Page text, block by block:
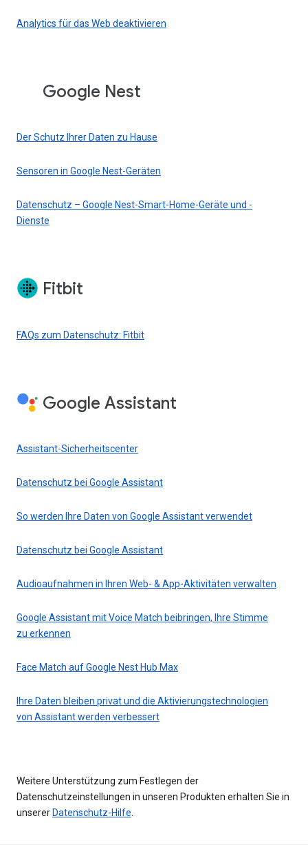
Analytics für das Web deaktivieren
Google Nest
Der Schutz Ihrer Daten zu Hause
Sensoren in Google Nest-Geräten
Datenschutz – Google Nest-Smart-Home-Geräte und -
Dienste
Fitbit
FAQs zum Datenschutz: Fitbit
Google Assistant
Assistant-Sicherheitscenter
Datenschutz bei Google Assistant
So werden Ihre Daten von Google Assistant verwendet
Datenschutz bei Google Assistant
Audioaufnahmen in Ihren Web- & App-Aktivitäten verwalten
Google Assistant mit Voice Match beibringen, Ihre Stimme
zu erkennen
Face Match auf Google Nest Hub Max
Ihre Daten bleiben privat und die Aktivierungstechnologien
von Assistant werden verbessert
Weitere Unterstützung zum Festlegen der
Datenschutzeinstellungen in unseren Produkten erhalten Sie in
unserer Datenschutz-Hilfe.